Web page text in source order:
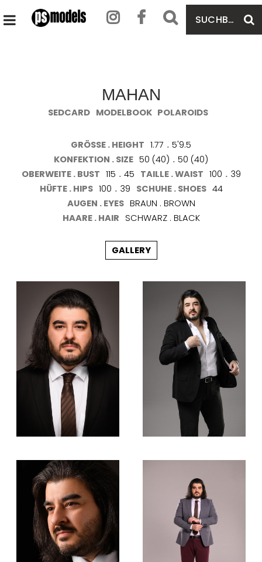
SUCHBEGRIFF
EINGEBEN
HAUPTMENÜ
MAHAN
SEDCARD MODELBOOK POLAROIDS
GRÖSSE . HEIGHT 1.77 . 5'9.5
KONFEKTION . SIZE 50 (40) . 50 (40)
OBERWEITE . BUST 115 . 45 TAILLE . WAIST 100 . 39
HÜFTE . HIPS 100 . 39 SCHUHE . SHOES 44
AUGEN . EYES BRAUN . BROWN
HAARE . HAIR SCHWARZ . BLACK
GALLERY